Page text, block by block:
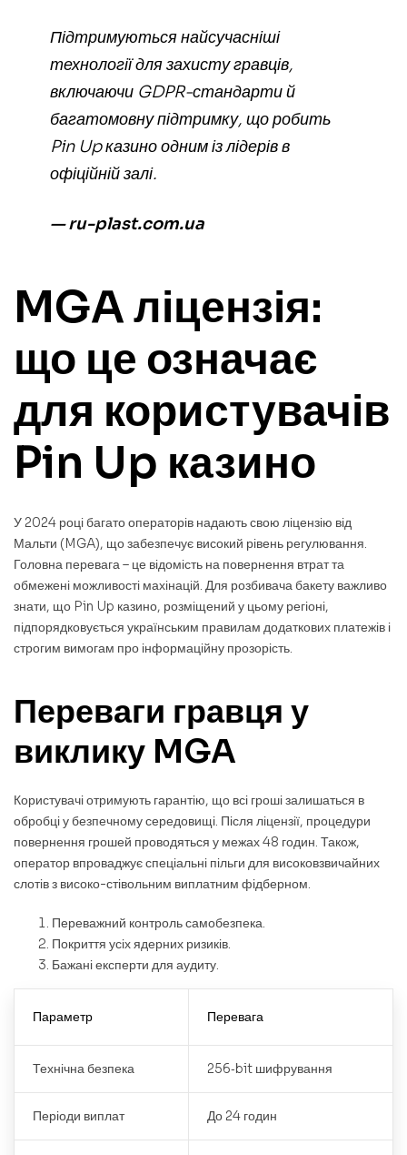
Підтримуються найсучасніші
технології для захисту гравців,
включаючи GDPR-стандарти й
багатомовну підтримку, що робить
Pin Up казино одним із лідерів в
офіційній залі.
— ru-plast.com.ua
MGA ліцензія:
що це означає
для користувачів
Pin Up казино
У 2024 році багато операторів надають свою ліцензію від
Мальти (MGA), що забезпечує високий рівень регулювання.
Головна перевага – це відомість на повернення втрат та
обмежені можливості махінацій. Для розбивача бакету важливо
знати, що Pin Up казино, розміщений у цьому регіоні,
підпорядковується українським правилам додаткових платежів і
строгим вимогам про інформаційну прозорість.
Переваги гравця у
виклику MGA
Користувачі отримують гарантію, що всі гроші залишаться в
обробці у безпечному середовищі. Після ліцензії, процедури
повернення грошей проводяться у межах 48 годин. Також,
оператор впроваджує спеціальні пільги для високовзвичайних
слотів з високо-стівольним виплатним фідберном.
Переважний контроль самобезпека.
Покриття усіх ядерних ризиків.
Бажані експерти для аудиту.
Параметр Перевага
Технічна безпека 256‑bit шифрування
Періоди виплат До 24 годин